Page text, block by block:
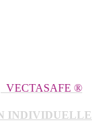
VECTASAFE ®
INDIVIDUELLE